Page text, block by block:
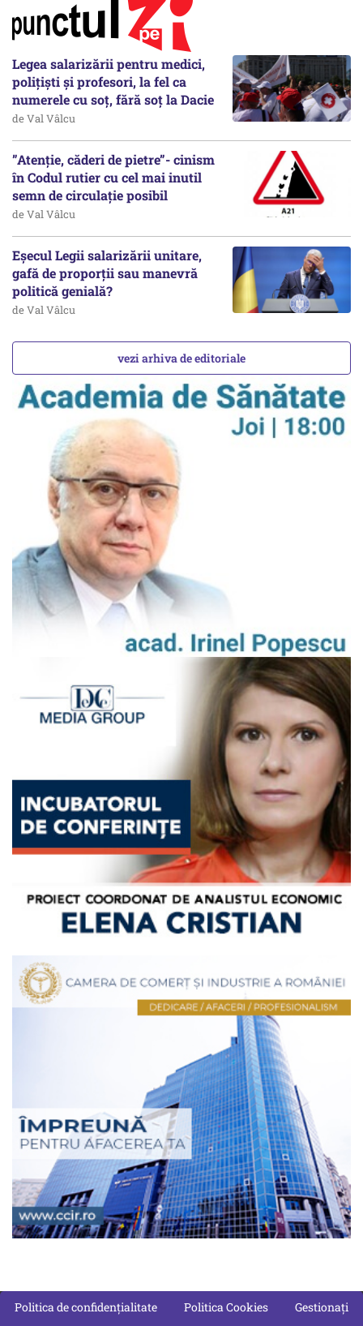
Legea salarizării pentru medici,
polițiști și profesori, la fel ca
numerele cu soț, fără soț la Dacie
de Val Vâlcu
”Atenție, căderi de pietre”- cinism
în Codul rutier cu cel mai inutil
semn de circulație posibil
de Val Vâlcu
Eșecul Legii salarizării unitare,
gafă de proporții sau manevră
politică genială?
de Val Vâlcu
vezi arhiva de editoriale
Politica de confidențialitate Politica Cookies
Gestionați